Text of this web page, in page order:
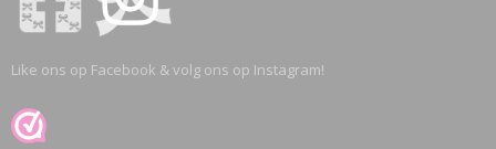
Like ons op Facebook & volg ons op Instagram!